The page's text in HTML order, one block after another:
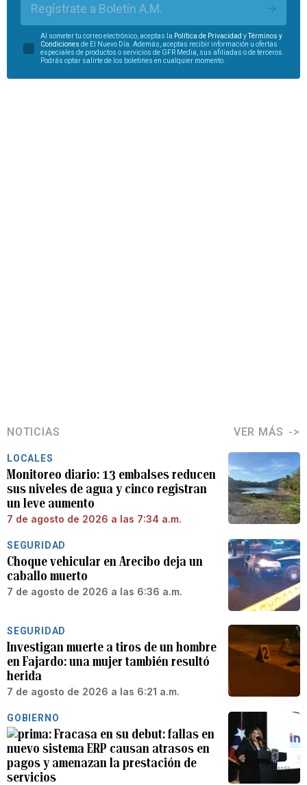
Regístrate a Boletín A.M.
Al someter tu correo electrónico, aceptas la Política de Privacidad yTérminos y
Condiciones de El Nuevo Día. Además, aceptas recibir información u ofertas
especiales de productos o servicios de GFR Media, sus afiliadas o de terceros.
Podrás optar salirte de los boletines en cualquier momento.
NOTICIAS VER MÁS
LOCALES
Monitoreo diario: 13 embalses reducen
sus niveles de agua y cinco registran
un leve aumento
7 de agosto de 2026 a las 7:34 a.m.
SEGURIDAD
Choque vehicular en Arecibo deja un
caballo muerto
7 de agosto de 2026 a las 6:36 a.m.
SEGURIDAD
Investigan muerte a tiros de un hombre
en Fajardo: una mujer también resultó
herida
7 de agosto de 2026 a las 6:21 a.m.
GOBIERNO
Fracasa en su debut: fallas en
nuevo sistema ERP causan atrasos en
pagos y amenazan la prestación de
servicios